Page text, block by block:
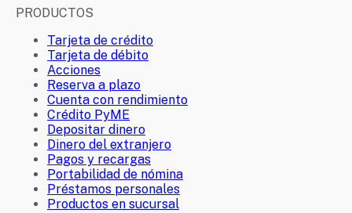
PRODUCTOS
Tarjeta de crédito
Tarjeta de débito
Acciones
Reserva a plazo
Cuenta con rendimiento
Crédito PyME
Depositar dinero
Dinero del extranjero
Pagos y recargas
Portabilidad de nómina
Préstamos personales
Productos en sucursal